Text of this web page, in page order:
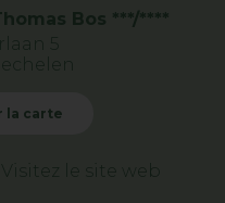
Bos ***/****
5
la carte
Visitez le site web